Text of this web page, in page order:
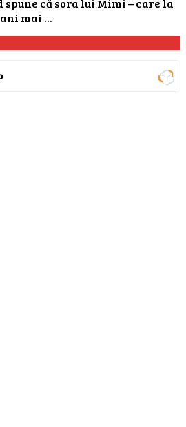
că sora lui Mimi – care la
mai ...